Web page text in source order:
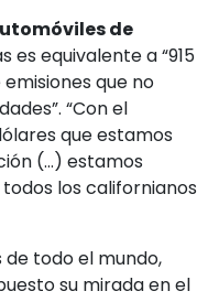
de
es equivalente a “915
que no
“Con el
que estamos
(…) estamos
los californianos
de todo el mundo,
su mirada en el